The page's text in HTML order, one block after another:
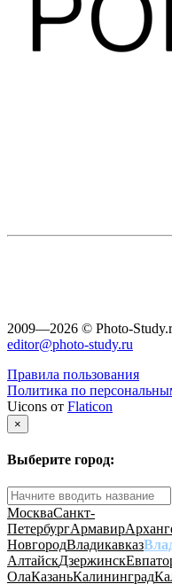
2009—2026 © Photo-
editor@photo-study.ru
Правила пользования
Политика по
Uicons от Flaticon
×
Выберите город:
МоскваСанкт-
ПетербургАрмавир
НовгородВладикавказ
АлтайскДзержинск
ОлаКазаньКалининград